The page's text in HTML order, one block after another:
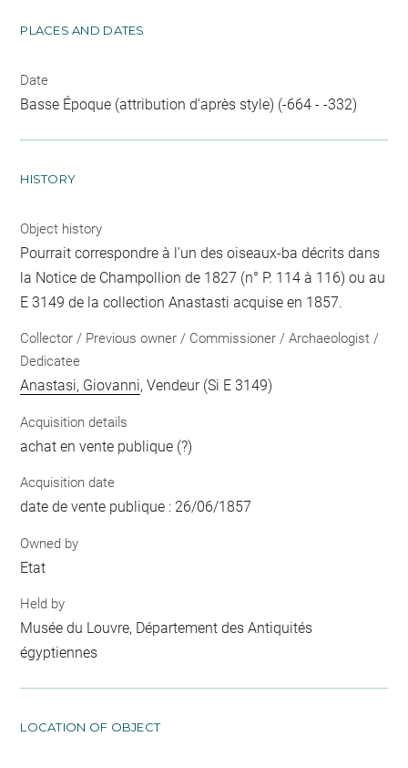
PLACES AND DATES
Date
Basse Époque (attribution d'après style) (-664 - -332)
HISTORY
Object history
Pourrait correspondre à l'un des oiseaux-ba décrits dans
la Notice de Champollion de 1827 (n° P. 114 à 116) ou au
E 3149 de la collection Anastasti acquise en 1857.
Collector / Previous owner / Commissioner / Archaeologist /
Dedicatee
Anastasi, Giovanni, Vendeur (Si E 3149)
Acquisition details
achat en vente publique (?)
Acquisition date
date de vente publique : 26/06/1857
Owned by
Etat
Held by
Musée du Louvre, Département des Antiquités
égyptiennes
LOCATION OF OBJECT